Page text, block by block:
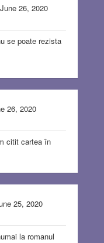
26, 2020
se poate rezista
26, 2020
citit cartea în
25, 2020
la romanul